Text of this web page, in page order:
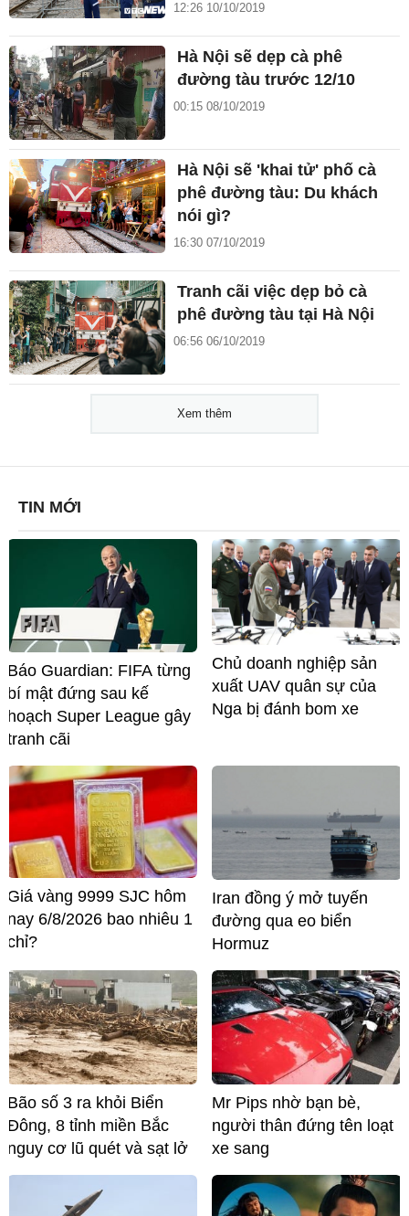
12:26 10/10/2019
Hà Nội sẽ dẹp cà phê
đường tàu trước 12/10
00:15 08/10/2019
Hà Nội sẽ 'khai tử' phố cà
phê đường tàu: Du khách
nói gì?
16:30 07/10/2019
Tranh cãi việc dẹp bỏ cà
phê đường tàu tại Hà Nội
06:56 06/10/2019
Xem thêm
TIN MỚI
Báo Guardian: FIFA từng
bí mật đứng sau kế
hoạch Super League gây
tranh cãi
Chủ doanh nghiệp sản
xuất UAV quân sự của
Nga bị đánh bom xe
Giá vàng 9999 SJC hôm
nay 6/8/2026 bao nhiêu 1
chỉ?
Iran đồng ý mở tuyến
đường qua eo biển
Hormuz
Bão số 3 ra khỏi Biển
Đông, 8 tỉnh miền Bắc
nguy cơ lũ quét và sạt lở
Mr Pips nhờ bạn bè,
người thân đứng tên loạt
xe sang